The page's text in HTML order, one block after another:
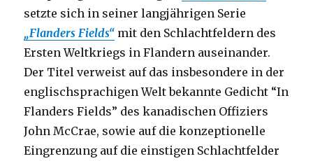
setzte sich in seiner langjährigen Serie
„Flanders Fields“ mit den Schlachtfeldern des
Ersten Weltkriegs in Flandern auseinander.
Der Titel verweist auf das insbesondere in der
englischsprachigen Welt bekannte Gedicht “In
Flanders Fields” des kanadischen Offiziers
John McCrae, sowie auf die konzeptionelle
Eingrenzung auf die einstigen Schlachtfelder